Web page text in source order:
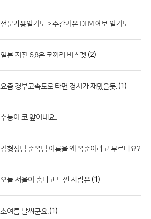
전문가용일기도 > 주간기온 DLM 예보 일기도
일본 지진 6.8은 코끼리 비스켓 (2)
요즘 경부고속도로 타면 경치가 재밌을듯. (1)
수능이 코 앞이네요..
김형성님 순옥님 이름을 왜 옥순이라고 부르나요?
오늘 서울이 춥다고 느낀 사람은 (1)
초여름 날씨군요. (1)